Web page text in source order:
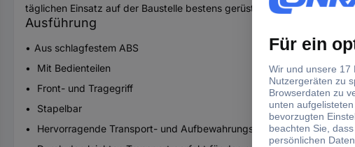
täglichen Einsatz auf der Baustelle bestens gerüstet.
Ausführung
Aus schlagfestem ABS
Mit Bedienteilen
Front- und Tragegriff
Stapelbar
Hervorragende Transport- und Aufbewahrungslösung für